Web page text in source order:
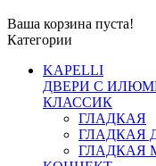
Ваша корзина пуста!
Категории
KAPELLI
ДВЕРИ С
КЛАССИК
ГЛАДКАЯ
ГЛАДКАЯ
ГЛАДКАЯ